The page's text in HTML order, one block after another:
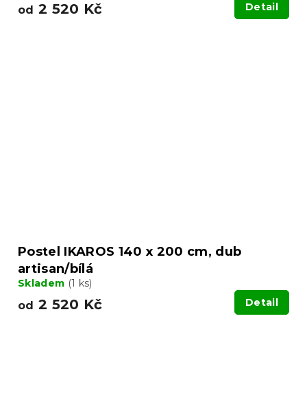
od 2 520 Kč Detail
Postel IKAROS 140 x 200 cm, dub
artisan/bílá
Skladem (1 ks)
od 2 520 Kč Detail